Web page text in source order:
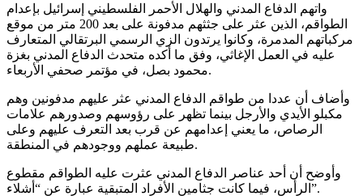
واتهم الدفاع المدني والهلال الأحمر الفلسطيني إسرائيل بإعدام
الطواقم، الذين عثر على جثثهم مدفونة على بعد 200 متر من موقع
مركباتهم المدمرة، وكانوا يرتدون الزي الرسمي البرتقالي المتعارف
عليه في العمل الإغاثي، وفق ما أكده متحدث الدفاع المدني بغزة
محمود بصل، في مؤتمر صحفي الأربعاء.
وأضاف أن عددا من طواقم الدفاع المدني عثر عليهم مدفونين وهم
مكبلو الأيدي والأرجل بينما تظهر على رؤوسهم وصدورهم علامات
الرصاص، ما يعني إعدامهم عن قرب بعد التعرف عليهم وعلى
طبيعة عملهم ووجودهم في المنطقة.
وأوضح أن أحد عناصر الدفاع المدني عثرت عليه الطواقم مقطوع
الرأس، فيما كانت جثامين الأفراد المتبقية عبارة عن “أشلاء”.